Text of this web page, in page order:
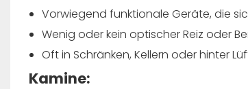
Vorwiegend funktionale Geräte, die
Wenig oder kein optischer Reiz oder
Oft in Schränken, Kellern oder hinter
Kamine: